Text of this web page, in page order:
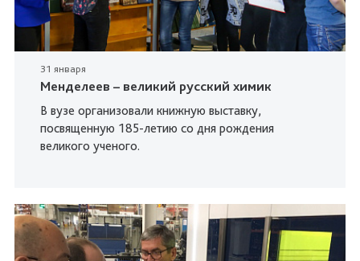
31 января
Менделеев – великий русский химик
В вузе организовали книжную выставку,
посвященную 185-летию со дня рождения
великого ученого.